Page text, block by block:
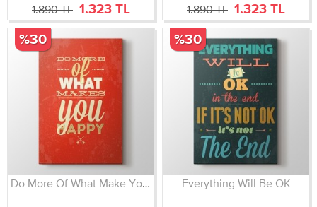
1.890 TL 1.323 TL
1.890 TL 1.323 TL
Do More Of What Make You Happy
%30
Everything Will Be OK
%30